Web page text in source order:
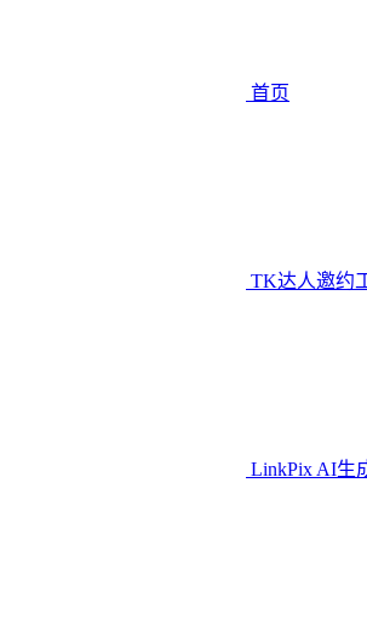
首页
TK达人邀约
LinkPix AI生